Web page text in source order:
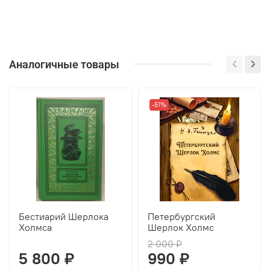
Аналогичные товары
Бестиарий Шерлока
Холмса
5 800 ₽
-51%
Петербургский
Шерлок Холмс
2 000 ₽
990 ₽